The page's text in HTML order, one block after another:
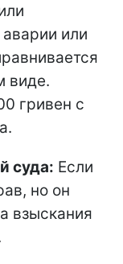
или
виде.
гривен с
суда: Если
но он
взыскания